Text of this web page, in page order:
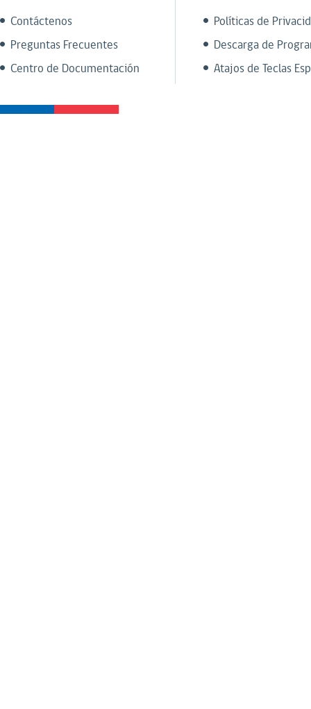
Contáctenos
Preguntas Frecuentes
Centro de Documentación
Políticas de
Descarga de
Atajos de Teclas